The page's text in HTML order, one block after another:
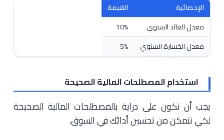
الإحصائية
القيمة
معدل العائد السنوي
10%
معدل الخسارة السنوي
5%
استخدام المصطلحات المالية الصحيحة
يجب أن تكون على دراية بالمصطلحات المالية الصحيحة
لكي تتمكن من تحسين أدائك في السوق.